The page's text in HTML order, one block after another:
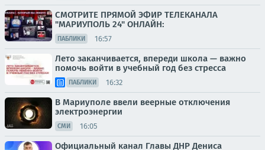
СМОТРИТЕ ПРЯМОЙ ЭФИР ТЕЛЕКАНАЛА
"МАРИУПОЛЬ 24" ОНЛАЙН:
ПАБЛИКИ 16:57
Лето заканчивается, впереди школа — важно
помочь войти в учебный год без стресса
ПАБЛИКИ 16:32
В Мариуполе ввели веерные отключения
электроэнергии
СМИ 16:05
Официальный канал Главы ДНР Дениса